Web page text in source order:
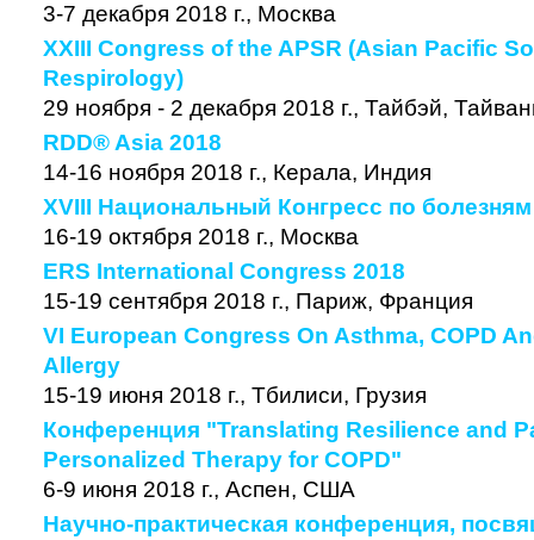
3-7 декабря 2018 г., Москва
XXIII Congress of the APSR (Asian Pacific
Respirology)
29 ноября - 2 декабря 2018 г., Тайбэй,
RDD® Asia 2018
14-16 ноября 2018 г., Керала, Индия
XVIII Национальный Конгресс по
16-19 октября 2018 г., Москва
ERS International Congress 2018
15-19 сентября 2018 г., Париж, Франция
VI European Congress On Asthma, COPD
Allergy
15-19 июня 2018 г., Тбилиси, Грузия
Конференция "Translating Resilience and
Personalized Therapy for COPD"
6-9 июня 2018 г., Аспен, США
Научно-практическая конференция,